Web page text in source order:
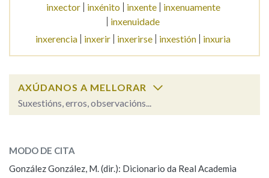
Marcas gramaticais
LIMPAR BUSCA
inxector inxénito inxente
inxenuamente
inxenuidade
inxerencia
inxerir inxerirse inxestión inxuria
AXÚDANOS A MELLORAR
Suxestións, erros, observacións...
ESCOLLE UNHA OPCIÓN:
MODO DE CITA
González González, M. (dir.): Dicionario da Real Academia